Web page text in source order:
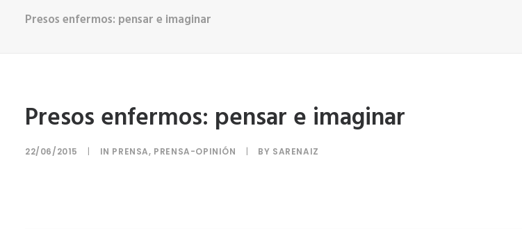
Presos enfermos: pensar e imaginar
Presos enfermos: pensar e imaginar
22/06/2015 | IN PRENSA, PRENSA-OPINIÓN | BY SARENAIZ